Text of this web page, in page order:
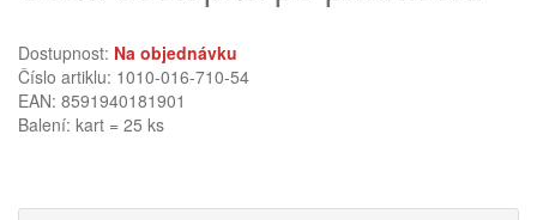
Dostupnost: Na objednávku
Číslo artiklu: 1010-016-710-54
EAN: 8591940181901
Balení: kart = 25 ks